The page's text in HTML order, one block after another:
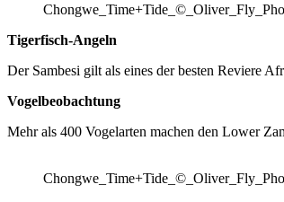
Tigerfisch-Angeln
Der Sambesi gilt als eines der besten Reviere
Vogelbeobachtung
Mehr als 400 Vogelarten machen den Lower